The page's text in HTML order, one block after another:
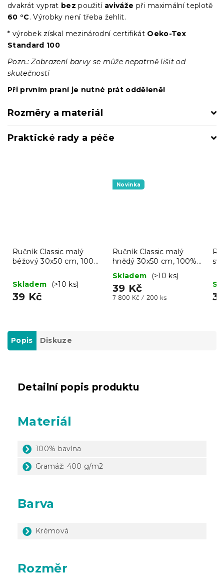
dvakrát vyprat bez použití aviváže při maximální teplotě
60 °C. Výrobky není třeba žehlit.
* výrobek získal mezinárodní certifikát Oeko-Tex
Standard 100
Pozn.: Zobrazení barvy se může nepatrně lišit od
skutečnosti
Při prvním praní je nutné prát odděleně!
Rozměry a materiál
Praktické rady a péče
Ručník Classic malý
béžový 30x50 cm, 100%
Skladem
(>10 ks)
39 Kč
Novinka
Ručník Classic malý
hnědý 30x50 cm, 100%
bavlna
Skladem (>10 ks)
39 Kč
Měrná
7 800 Kč / 200 ks
Popis Diskuze
Detailní popis produktu
Materiál
100% bavlna
Gramáž: 400 g/m2
Barva
Krémová
Rozměr